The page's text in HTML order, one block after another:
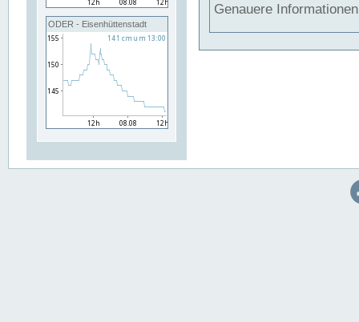
ODER - Eisenhüttenstadt
Genauere